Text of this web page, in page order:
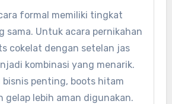
formal memiliki tingkat
sama. Untuk acara pernikahan
cokelat dengan setelan jas
kombinasi yang menarik.
penting, boots hitam
gelap lebih aman digunakan.